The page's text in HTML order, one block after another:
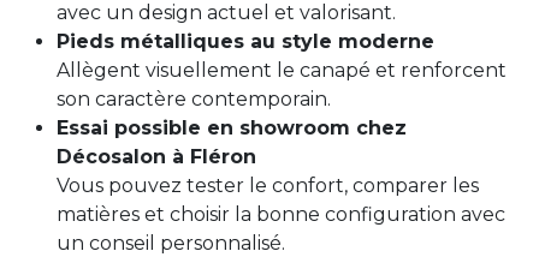
avec un design actuel et valorisant.
Pieds métalliques au style moderne
Allègent visuellement le canapé et renforcent
son caractère contemporain.
Essai possible en showroom chez
Décosalon à Fléron
Vous pouvez tester le confort, comparer les
matières et choisir la bonne configuration avec
un conseil personnalisé.